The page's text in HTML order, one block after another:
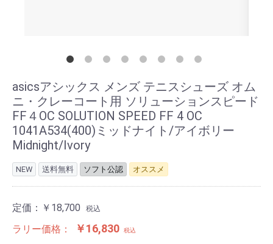
asicsアシックス メンズ テニスシューズ オム
ニ・クレーコート用 ソリューションスピード
FF４OC SOLUTION SPEED FF 4 OC
1041A534(400)ミッドナイト/アイボリー
Midnight/Ivory
NEW 送料無料 ソフト公認 オススメ
定価： ￥18,700 税込
ラリー価格： ￥16,830 税込